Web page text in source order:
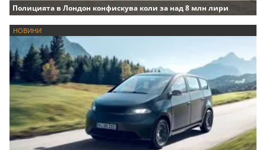
Полицията в Лондон конфискува коли за над 8 млн лири
НОВИНИ